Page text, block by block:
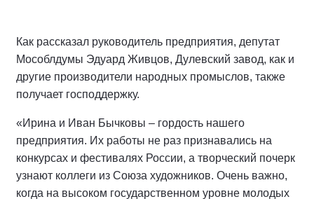
Как рассказал руководитель предприятия, депутат
Мособлдумы Эдуард Живцов, Дулевский завод, как и
другие производители народных промыслов, также
получает господдержку.
«Ирина и Иван Бычковы – гордость нашего
предприятия. Их работы не раз признавались на
конкурсах и фестивалях России, а творческий почерк
узнают коллеги из Союза художников. Очень важно,
когда на высоком государственном уровне молодых